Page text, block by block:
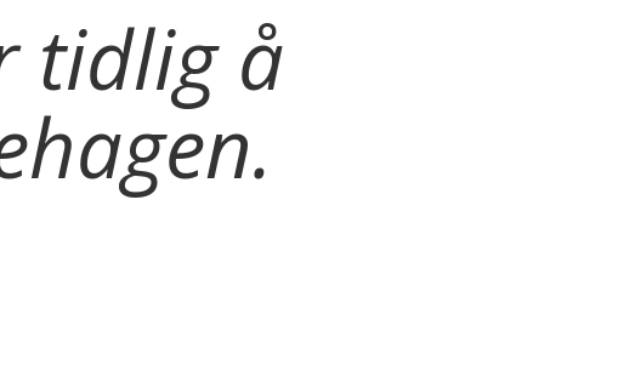
tidlig å